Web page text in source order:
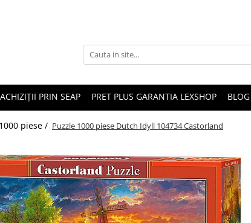
ACHIZIȚII PRIN SEAP PRET PLUS GARANTIA LEXSHOP BLOG
piese / Puzzle 1000 piese Dutch Idyll 104734 Castorland